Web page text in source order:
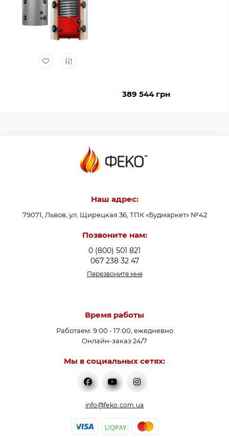
389 544 грн
Наш адрес:
79071, Львов, ул. Щирецкая 36, ТПК «Будмаркет» №42
Позвоните нам:
0 (800) 501 821
067 238 32 47
Перезвоните мне
Время работы
Работаем: 9:00 - 17:00, ежедневно
Онлайн-заказ 24/7
Мы в социальных сетях:
info@feko.com.ua